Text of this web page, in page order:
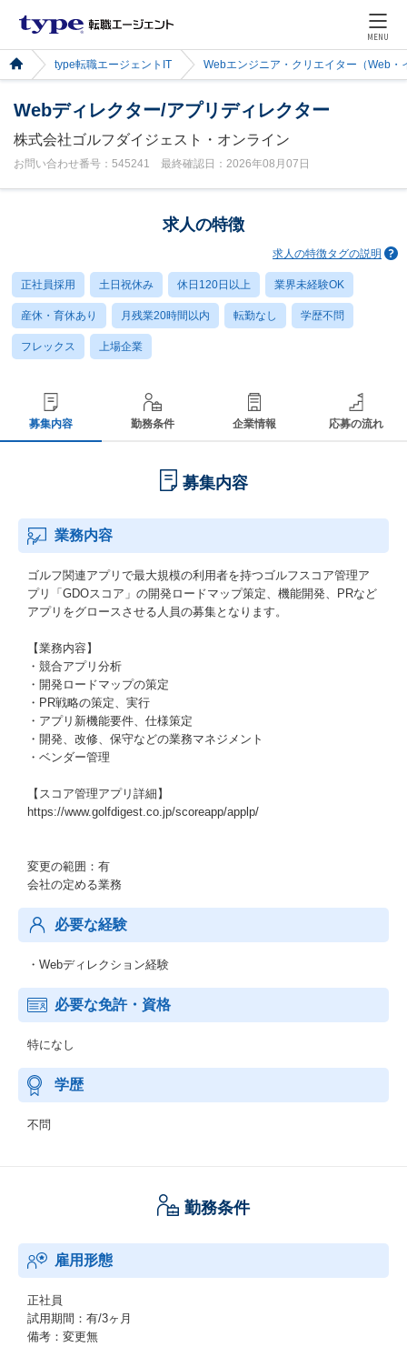
MENU
type転職エージェントIT Webエンジニア・クリエイター（Web・
Webディレクター/アプリディレクター
株式会社ゴルフダイジェスト・オンライン
お問い合わせ番号：545241 最終確認日：2026年08月07日
求人の特徴
求人の特徴タグの説明
正社員採用 土日祝休み 休日120日以上 業界未経験OK
産休・育休あり 月残業20時間以内 転勤なし 学歴不問
フレックス 上場企業
募集内容 勤務条件 企業情報 応募の流れ
募集内容
業務内容
ゴルフ関連アプリで最大規模の利用者を持つゴルフスコア管理ア
プリ「GDOスコア」の開発ロードマップ策定、機能開発、PRなど
アプリをグロースさせる人員の募集となります。
【業務内容】
・競合アプリ分析
・開発ロードマップの策定
・PR戦略の策定、実行
・アプリ新機能要件、仕様策定
・開発、改修、保守などの業務マネジメント
・ベンダー管理
【スコア管理アプリ詳細】
https://www.golfdigest.co.jp/scoreapp/applp/
変更の範囲：有
会社の定める業務
必要な経験
・Webディレクション経験
必要な免許・資格
特になし
学歴
不問
勤務条件
雇用形態
正社員
試用期間：有/3ヶ月
備考：変更無